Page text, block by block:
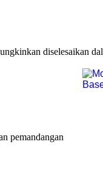
diselesaikan
pemandangan